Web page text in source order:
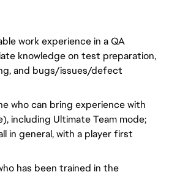
work experience in a QA
knowledge on test preparation,
and bugs/issues/defect
who can bring experience with
including Ultimate Team mode;
in general, with a player first
has been trained in the